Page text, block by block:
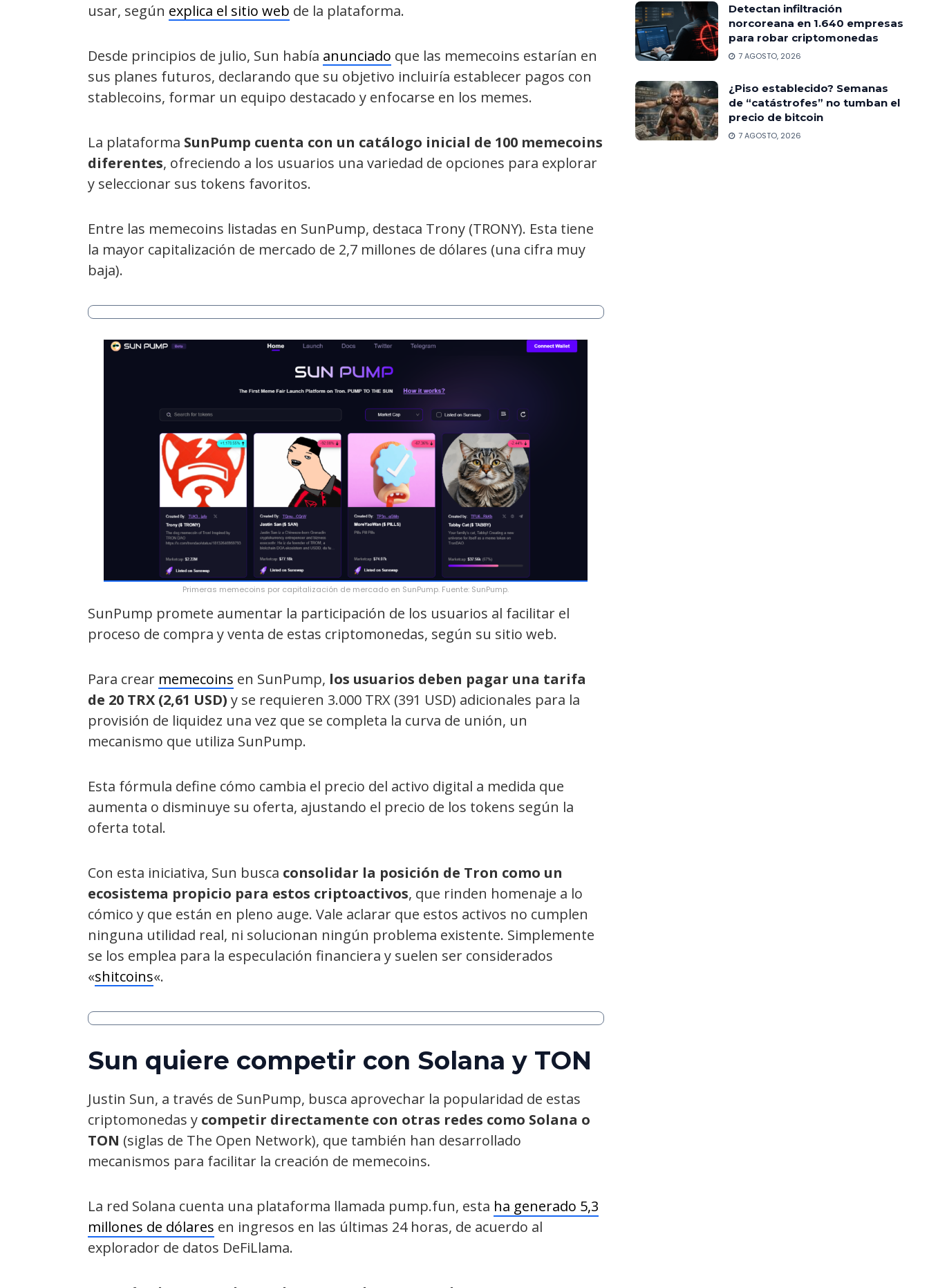
usar, según explica el sitio web de la plataforma.
Desde principios de julio, Sun había anunciado que las memecoins estarían en
sus planes futuros, declarando que su objetivo incluiría establecer pagos con
stablecoins, formar un equipo destacado y enfocarse en los memes.
La plataforma SunPump cuenta con un catálogo inicial de 100 memecoins
diferentes, ofreciendo a los usuarios una variedad de opciones para explorar
y seleccionar sus tokens favoritos.
Entre las memecoins listadas en SunPump, destaca Trony (TRONY). Esta tiene
la mayor capitalización de mercado de 2,7 millones de dólares (una cifra muy
baja).
Primeras memecoins por capitalización de mercado en SunPump. Fuente: SunPump.
SunPump promete aumentar la participación de los usuarios al facilitar el
proceso de compra y venta de estas criptomonedas, según su sitio web.
Para crear memecoins en SunPump, los usuarios deben pagar una tarifa
de 20 TRX (2,61 USD) y se requieren 3.000 TRX (391 USD) adicionales para la
provisión de liquidez una vez que se completa la curva de unión, un
mecanismo que utiliza SunPump.
Esta fórmula define cómo cambia el precio del activo digital a medida que
aumenta o disminuye su oferta, ajustando el precio de los tokens según la
oferta total.
Con esta iniciativa, Sun busca consolidar la posición de Tron como un
ecosistema propicio para estos criptoactivos, que rinden homenaje a lo
cómico y que están en pleno auge. Vale aclarar que estos activos no cumplen
ninguna utilidad real, ni solucionan ningún problema existente. Simplemente
se los emplea para la especulación financiera y suelen ser considerados
«shitcoins«.
Sun quiere competir con Solana y TON
Justin Sun, a través de SunPump, busca aprovechar la popularidad de estas
criptomonedas y competir directamente con otras redes como Solana o
TON (siglas de The Open Network), que también han desarrollado
mecanismos para facilitar la creación de memecoins.
La red Solana cuenta una plataforma llamada pump.fun, esta ha generado 5,3
millones de dólares en ingresos en las últimas 24 horas, de acuerdo al
explorador de datos DeFiLlama.
Detectan infiltración
norcoreana en 1.640 empresas
para robar criptomonedas
7 AGOSTO, 2026
¿Piso establecido? Semanas
de “catástrofes” no tumban el
precio de bitcoin
7 AGOSTO, 2026